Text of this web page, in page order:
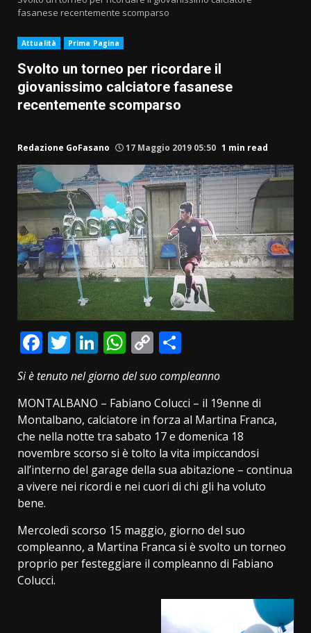
fasanese recentemente scomparso
Attualità Prima Pagina
Svolto un torneo per ricordare il
giovanissimo calciatore fasanese
recentemente scomparso
Redazione GoFasano 17 Maggio 2019 05:50 1 min read
Facebook
Twitter
LinkedIn
WhatsApp
Copy
Link
Si è tenuto nel giorno del suo compleanno
MONTALBANO – Fabiano Colucci – il 19enne di
Montalbano, calciatore in forza al Martina Franca,
che nella notte tra sabato 17 e domenica 18
novembre scorso si è tolto la vita impiccandosi
all’interno del garage della sua abitazione – continua
a vivere nei ricordi e nei cuori di chi gli ha voluto
bene.
Mercoledì scorso 15 maggio, giorno del suo
compleanno, a Martina Franca si è svolto un torneo
proprio per festeggiare il compleanno di Fabiano
Colucci.